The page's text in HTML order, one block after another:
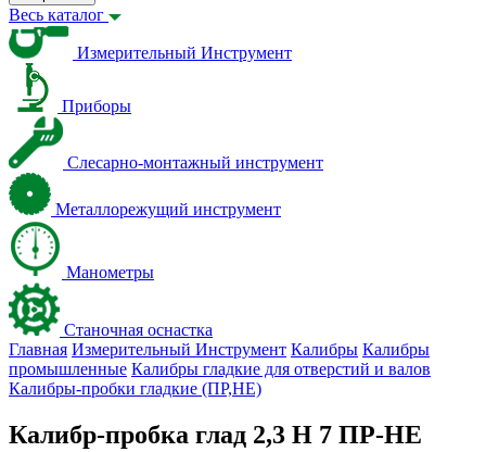
Весь каталог
Измерительный Инструмент
Приборы
Слесарно-монтажный инструмент
Металлорежущий инструмент
Манометры
Станочная оснастка
Главная Измерительный Инструмент Калибры Калибры
промышленные Калибры гладкие для отверстий и валов
Калибры-пробки гладкие (ПР,НЕ)
Калибр-пробка глад 2,3 H 7 ПР-НЕ